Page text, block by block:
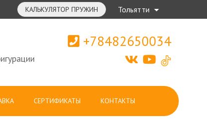
КАЛЬКУЛЯТОР ПРУЖИН Тольятти
+78482650034
СЕРТИФИКАТЫ КОНТАКТЫ